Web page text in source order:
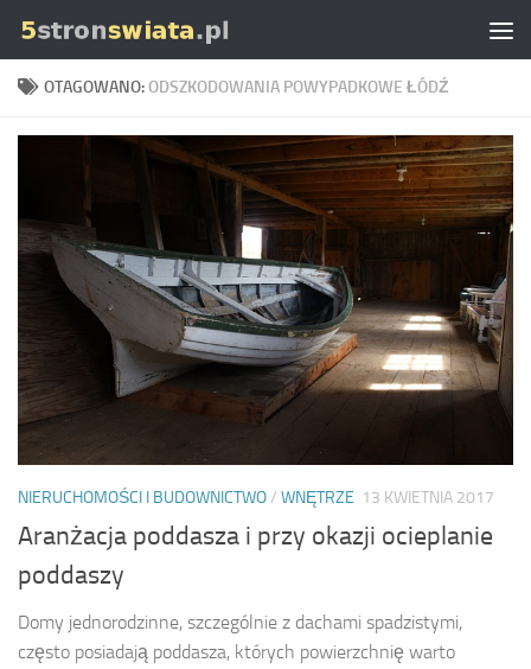
Skip to content
OTAGOWANO:ODSZKODOWANIA POWYPADKOWE ŁÓDŹ
NIERUCHOMOŚCI I BUDOWNICTWO/ WNĘTRZE 13 KWIETNIA 2017
Aranżacja poddasza i przy okazji ocieplanie
poddaszy
Domy jednorodzinne, szczególnie z dachami spadzistymi,
często posiadają poddasza, których powierzchnię warto